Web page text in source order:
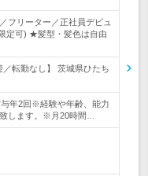
フリーター／正社員デビュ
定可) ★髪型・髪色は自由
／転勤なし】 茨城県ひたち
年2回※経験や年齢、能力
します。※月20時間…